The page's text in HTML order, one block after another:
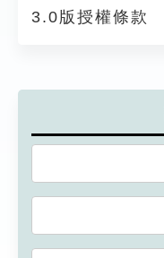
3.0版授權條款